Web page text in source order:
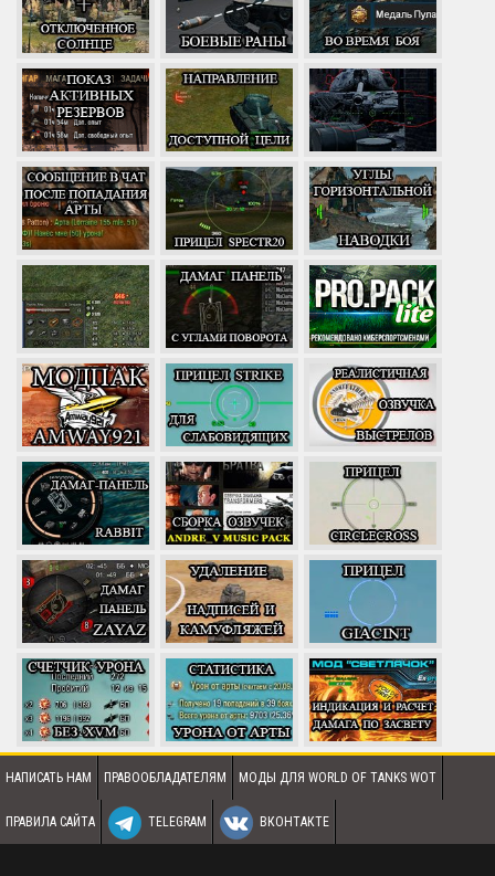
НАПИСАТЬ НАМ ПРАВООБЛАДАТЕЛЯМ МОДЫ ДЛЯ WORLD OF TANKS WOT
ПРАВИЛА САЙТА TELEGRAM ВКОНТАКТЕ